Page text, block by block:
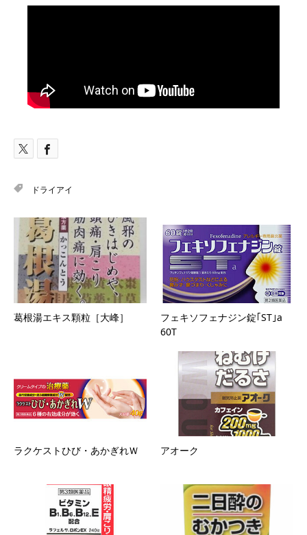
ドライアイ
葛根湯エキス顆粒［大峰］
フェキソフェナジン錠｢ST｣a
60T
ラクケストひび・あかぎれＷ アオーク